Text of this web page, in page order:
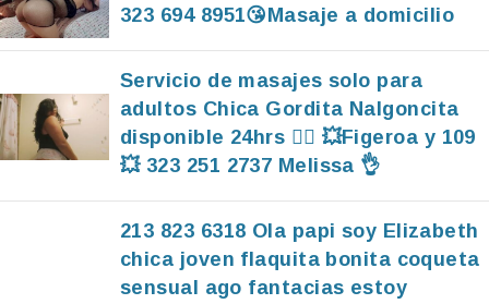
323 694 8951😘Masaje a domicilio
Servicio de masajes solo para
adultos Chica Gordita Nalgoncita
disponible 24hrs ❤️‍🔥 💥Figeroa y 109
💥 323 251 2737 Melissa 👌
213 823 6318 Ola papi soy Elizabeth
chica joven flaquita bonita coqueta
sensual ago fantacias estoy